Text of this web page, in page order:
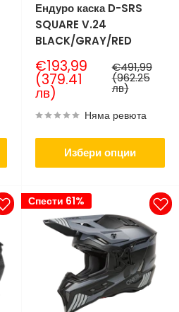
Ендуро каска D-SRS
SQUARE V.24
BLACK/GRAY/RED
Продажна
цена
€193,99
(379.41
лв)
Нормална
цена
€491,99
(962.25
лв)
Няма ревюта
Избери опции
Спести 61%